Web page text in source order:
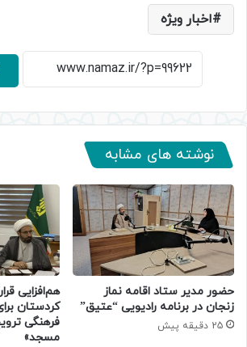
اخبار ویژه
نوشته های مشابه
حضور مدیر ستاد اقامه نماز
زنجان در برنامه رادیویی “عتیق”
25 دقیقه پیش
هم‌افزایی
کردستان
فرهنگی
مسجد»